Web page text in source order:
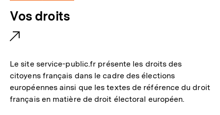
k
:
E
x
t
e
r
n
e
Vos droits
Le site service-public.fr présente les droits des
citoyens français dans le cadre des élections
européennes ainsi que les textes de référence du droit
français en matière de droit électoral européen.